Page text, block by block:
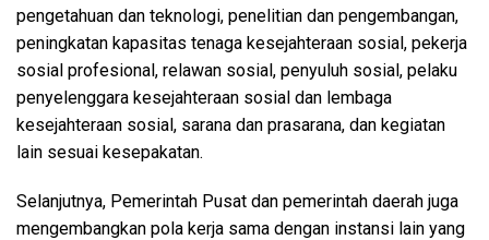
pengetahuan dan teknologi, penelitian dan pengembangan,
peningkatan kapasitas tenaga kesejahteraan sosial, pekerja
sosial profesional, relawan sosial, penyuluh sosial, pelaku
penyelenggara kesejahteraan sosial dan lembaga
kesejahteraan sosial, sarana dan prasarana, dan kegiatan
lain sesuai kesepakatan.
Selanjutnya, Pemerintah Pusat dan pemerintah daerah juga
mengembangkan pola kerja sama dengan instansi lain yang